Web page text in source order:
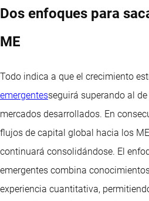
Dos enfoques para
ME
Todo indica a que el crecimiento
emergentesseguirá superando al
mercados desarrollados. En
flujos de capital global hacia los
continuará consolidándose. El
emergentes combina
experiencia cuantitativa,